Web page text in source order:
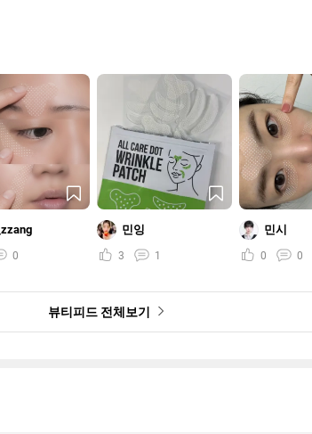
0
민잉
3 1
민시
0 0
뷰티피드 전체보기